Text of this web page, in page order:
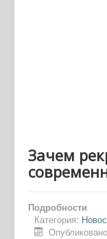
Зачем
Подробности
Категория: